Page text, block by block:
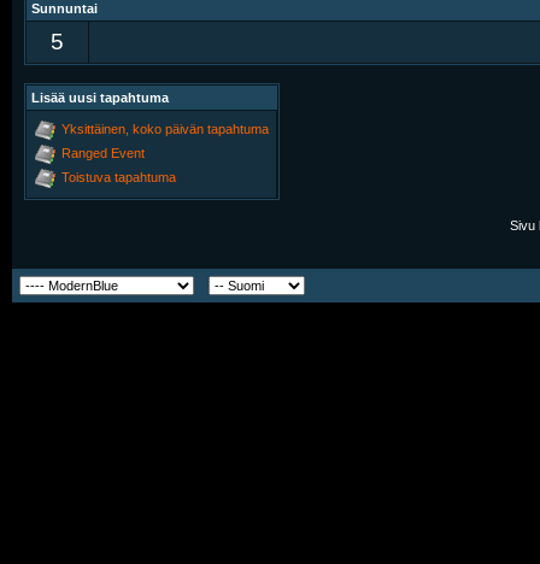
Sunnuntai
5
Lisää uusi tapahtuma
Yksittäinen, koko päivän tapahtuma
Ranged Event
Toistuva tapahtuma
Sivu